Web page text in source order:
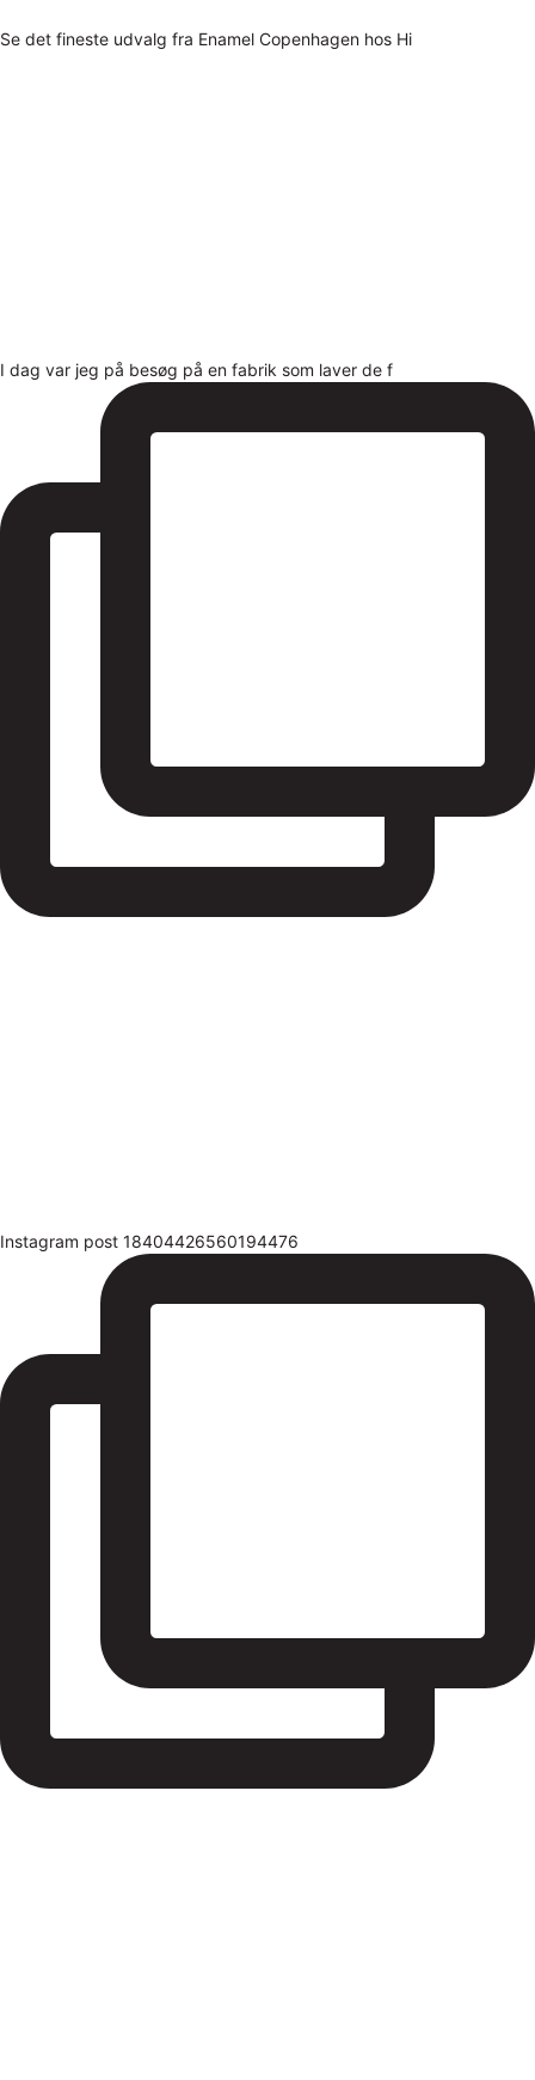
Se det fineste udvalg fra Enamel Copenhagen hos Hi
I dag var jeg på besøg på en fabrik som laver de f
Instagram post 18404426560194476